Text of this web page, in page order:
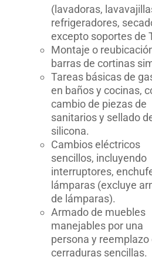
(lavadoras,
refrigeradores,
excepto soportes de
Montaje o
barras de cortinas
Tareas básicas de
en baños y cocinas,
cambio de piezas de
sanitarios y sellado
silicona.
Cambios eléctricos
sencillos, incluyendo
interruptores,
lámparas (excluye
de lámparas).
Armado de muebles
manejables por una
persona y reemplazo
cerraduras sencillas.